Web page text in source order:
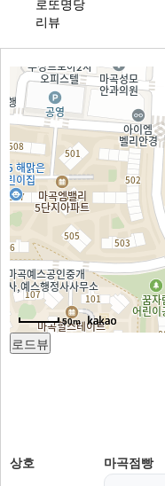
리뷰
50m
상호 마곡점빵